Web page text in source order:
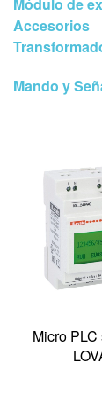
Módulo de
Accesorios
Mando y
Micro